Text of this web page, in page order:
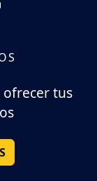
tus